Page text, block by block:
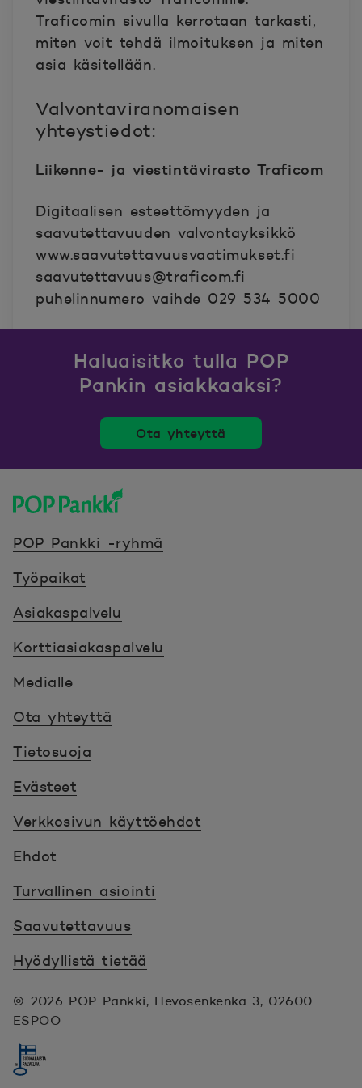
Traficomin sivulla kerrotaan tarkasti,
miten voit tehdä ilmoituksen ja miten
asia käsitellään.
Valvontaviranomaisen
yhteystiedot:
Liikenne- ja viestintävirasto Traficom
Digitaalisen esteettömyyden ja
saavutettavuuden valvontayksikkö
www.saavutettavuusvaatimukset.fi
saavutettavuus@traficom.fi
puhelinnumero vaihde 029 534 5000
Haluaisitko tulla POP
Pankin asiakkaaksi?
Ota yhteyttä
POP Pankki -ryhmä
Työpaikat
Asiakaspalvelu
Korttiasiakaspalvelu
Medialle
Ota yhteyttä
Tietosuoja
Evästeet
Verkkosivun käyttöehdot
Ehdot
Turvallinen asiointi
Saavutettavuus
Hyödyllistä tietää
© 2026 POP Pankki, Hevosenkenkä 3, 02600
ESPOO